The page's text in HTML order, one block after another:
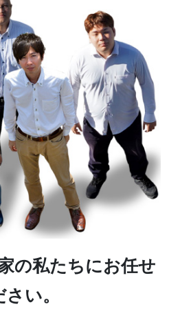
の私たちにお任せ
い。